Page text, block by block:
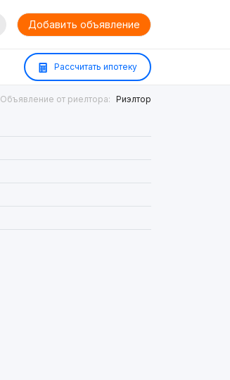
Добавить объявление
Рассчитать ипотеку
Объявление от риелтора: Риэлтор